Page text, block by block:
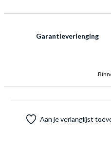
Garantieverlenging
Aan je verlanglijst